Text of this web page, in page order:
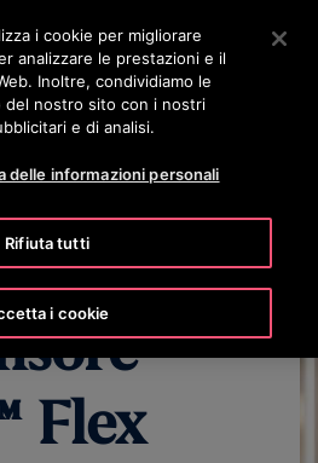
al contenuto principale
RICERCA
Flex
i cookie per migliorare
analizzare le prestazioni e il
Inoltre, condividiamo le
del nostro sito con i nostri
e di analisi.
delle informazioni personali
Rifiuta tutti
i cookie